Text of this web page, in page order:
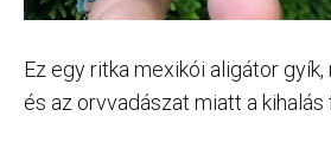
Ez egy ritka mexikói aligátor
és az orvvadászat miatt a kihalás